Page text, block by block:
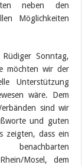
neben den
Möglichkeiten
Sonntag,
möchten wir der
Unterstützung
wäre. Dem
sind wir
und guten
zeigten, dass ein
Mosel, dem